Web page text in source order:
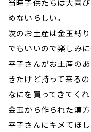
当時子供たちは大喜
めないらしい。
次のお土産は金玉縛
でもいいので楽しみ
平子さんがお土産の
きたけど持って来る
なにを買ってきてく
金玉から作られた漢方
平子さんにキメてほ